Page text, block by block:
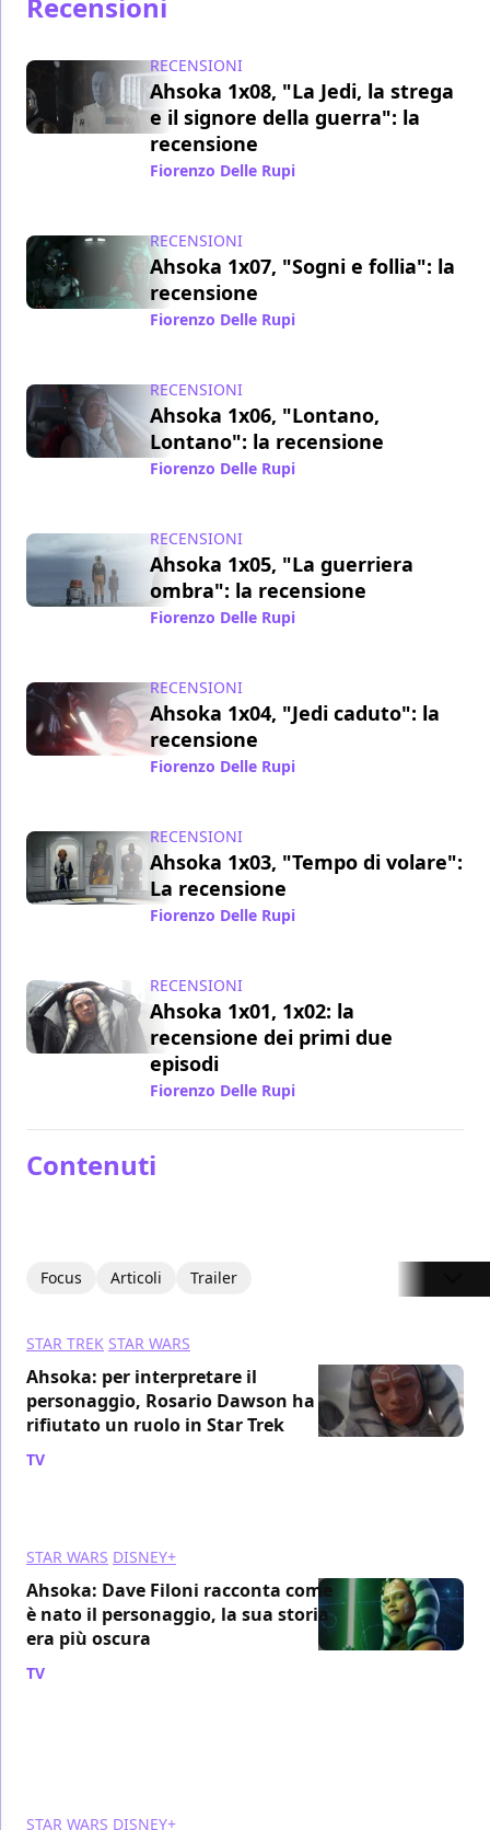
RECENSIONI
Ahsoka 1x08, "La Jedi, la strega
e il signore della guerra": la
recensione
Fiorenzo Delle Rupi
RECENSIONI
Ahsoka 1x07, "Sogni e follia": la
recensione
Fiorenzo Delle Rupi
RECENSIONI
Ahsoka 1x06, "Lontano,
Lontano": la recensione
Fiorenzo Delle Rupi
RECENSIONI
Ahsoka 1x05, "La guerriera
ombra": la recensione
Fiorenzo Delle Rupi
RECENSIONI
Ahsoka 1x04, "Jedi caduto": la
recensione
Fiorenzo Delle Rupi
RECENSIONI
Ahsoka 1x03, "Tempo di volare":
La recensione
Fiorenzo Delle Rupi
RECENSIONI
Ahsoka 1x01, 1x02: la
recensione dei primi due
episodi
Fiorenzo Delle Rupi
Contenuti
Focus Articoli Trailer
STAR TREK STAR WARS
Ahsoka: per interpretare il
personaggio, Rosario Dawson ha
rifiutato un ruolo in Star Trek
TV
STAR WARS DISNEY+
Ahsoka: Dave Filoni racconta come
è nato il personaggio, la sua storia
era più oscura
TV
STAR WARS DISNEY+